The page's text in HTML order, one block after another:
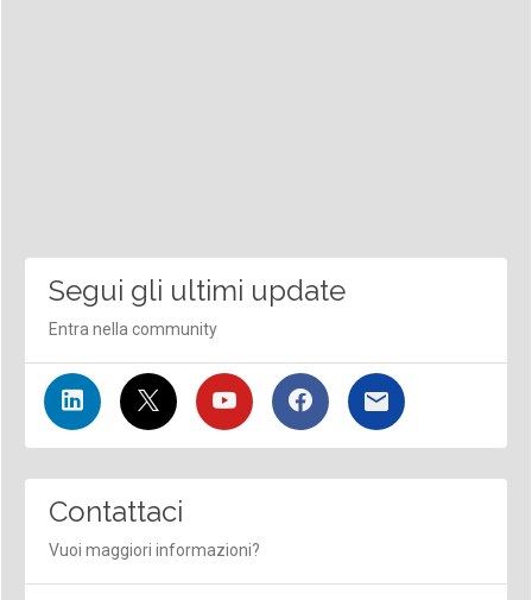
Segui gli ultimi update
Entra nella community
Contattaci
Vuoi maggiori informazioni?